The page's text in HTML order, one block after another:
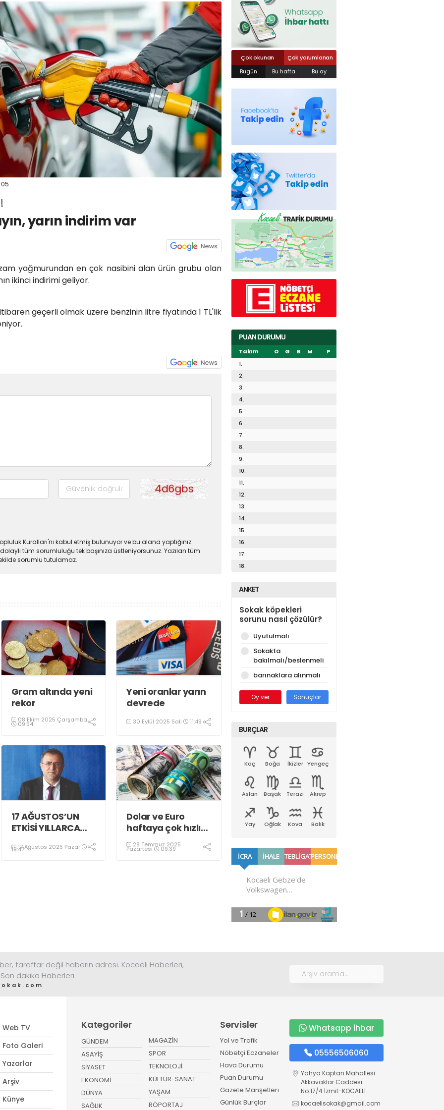
yarın indirim var
yağmurundan en çok nasibini alan ürün grubu olan
ikinci indirimi geliyor.
geçerli olmak üzere benzinin litre fiyatında 1 TL'lik
Kuralları'nı kabul etmiş bulunuyor ve bu alana yaptığınız
tüm sorumluluğu tek başınıza üstleniyorsunuz. Yazılan tüm
sorumlu tutulamaz.
Gram altında yeni
rekor
08 Ekim 2025 Çarşamba
09:54
Yeni oranlar yarın
devrede
30 Eylül 2025 Salı 11:49
17 AĞUSTOS’UN
ETKİSİ YILLARCA
17 Ağustos 2025 Pazar
19:47
Dolar ve Euro
haftaya çok hızlı
başladı!
28 Temmuz 2025
Pazartesi 09:39
Çok okunan
Çok yorumlanan
Bugün
Bu hafta Bu ay
PUAN DURUMU
Takım O G B M
P
1.
2.
3.
4.
5.
6.
7.
8.
9.
10.
11.
12.
13.
14.
15.
16.
17.
18.
ANKET
Sokak köpekleri
sorunu nasıl çözülür?
Uyutulmalı
Sokakta
bakılmalı/beslenmeli
barınaklara alınmalı
Oy ver Sonuçlar
BURÇLAR
Koç Boğa İkizler Yengeç
Aslan Başak Terazi Akrep
Yay Oğlak Kova Balık
taraftar değil haberin adresi. Kocaeli Haberleri,
dakika Haberleri
Web TV
Foto Galeri
Yazarlar
Arşiv
Künye
Kategoriler
GÜNDEM
ASAYİŞ
SİYASET
EKONOMİ
DÜNYA
SAĞLIK
MAGAZİN
SPOR
TEKNOLOJİ
KÜLTÜR-SANAT
YAŞAM
RÖPORTAJ
Servisler
Yol ve Trafik
Nöbetçi Eczaneler
Hava Durumu
Puan Durumu
Gazete Manşetleri
Günlük Burçlar
Whatsapp İhbar
05556506060
Yahya Kaptan Mahallesi
Akkavaklar Caddesi
No:17/4 İzmit-KOCAELİ
kocaelisokak@gmail.com
Yahya Kaptan Mahallesi Akkavaklar
kocaelisokak@gmail.com